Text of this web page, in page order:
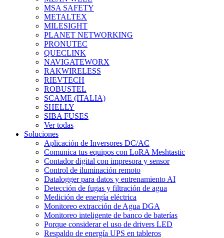
MSA SAFETY
METALTEX
MILESIGHT
PLANET NETWORKING
PRONUTEC
QUECLINK
NAVIGATEWORX
RAKWIRELESS
RIEVTECH
ROBUSTEL
SCAME (ITALIA)
SHELLY
SIBA FUSES
Ver todas
Soluciones
Aplicación de Inversores DC/AC
Comunica tus equipos con LoRA Meshtastic
Contador digital con impresora y sensor
Control de iluminación remoto
Datalogger para datos y entrenamiento AI
Detección de fugas y filtración de agua
Medición de energía eléctrica
Monitoreo extracción de Agua DGA
Monitoreo inteligente de banco de baterías
Porque considerar el uso de drivers LED
Respaldo de energía UPS en tableros